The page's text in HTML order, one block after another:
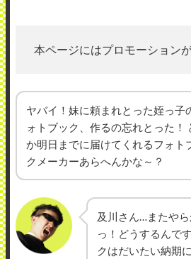
本ページにはプロモーション
ヤバイ！妹に頼まれとった姪っ子
ォトブック、作るの忘れとった！
か明日までに届けてくれるフォト
クメーカーあらへんかな～？
及川さん…またや
っ！どうするんで
クはだいたい納期